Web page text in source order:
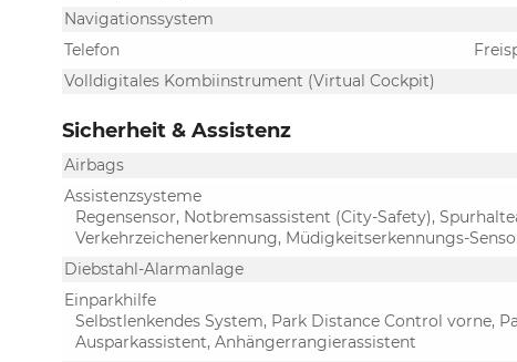
Navigationssystem
Telefon
Volldigitales Kombiinstrument (Virtual Cockpit)
Sicherheit & Assistenz
Airbags
Assistenzsysteme
Regensensor, Notbremsassistent (City-Safety),
Verkehrzeichenerkennung, Müdigkeitserkennungs-
Diebstahl-Alarmanlage
Einparkhilfe
Selbstlenkendes System, Park Distance Control vorne,
Ausparkassistent, Anhängerrangierassistent